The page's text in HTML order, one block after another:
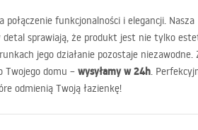
połączenie funkcjonalności i elegancji. Nasza
detal sprawiają, że produkt jest nie tylko
jego działanie pozostaje niezawodne.
Twojego domu – wysyłamy w 24h.
odmienią Twoją łazienkę!